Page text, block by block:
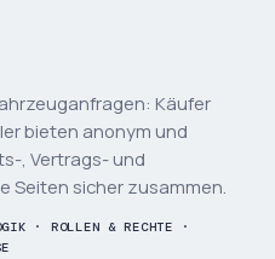
Käufer
bieten anonym und
, Vertrags- und
Seiten sicher zusammen.
· ROLLEN & RECHTE ·